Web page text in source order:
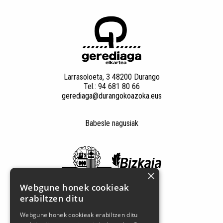
Larrasoloeta, 3 48200 Durango
Tel.: 94 681 80 66
gerediaga@durangokoazoka.eus
Babesle nagusiak
Jarrai gaitzazu sare sozialetan
×
Webgune honek cookieak
erabiltzen ditu
Webgune honek cookieak erabiltzen ditu